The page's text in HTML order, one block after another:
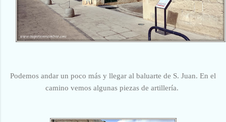
Podemos andar un poco más y llegar al baluarte de S. Juan. En el
camino vemos algunas piezas de artillería.